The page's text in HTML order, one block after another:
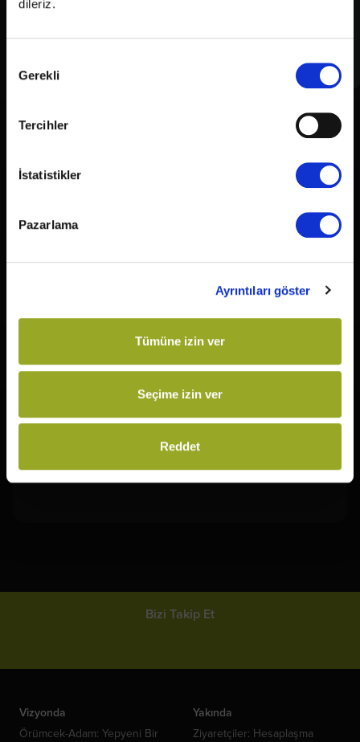
dileriz.
Seçimi
Gerekli
Tercihler
İstatistikler
Pazarlama
Ayrıntıları göster
Tümüne izin ver
Seçime izin ver
Reddet
sinemalarda var?
filmler var?
Mars Entertainment Group AŞ’nin (MARS) sinema filmi gösterim
hizmetleri pazarındaki hâkim durumunu, dağıtımını kendisinin
kötüye kullanmak suretiyle 4054 sayılı Kanun’un 6. maddesini
soruşturma taahhüt usulü ile sonuçlanmıştır.
Taahhüt metni için buraya tıklayabilirsiniz
Mobil
Keşfedin!
Bizi Takip Et
Vizyonda
Örümcek-Adam: Yepyeni Bir
Yakında
Ziyaretçiler: Hesaplaşma